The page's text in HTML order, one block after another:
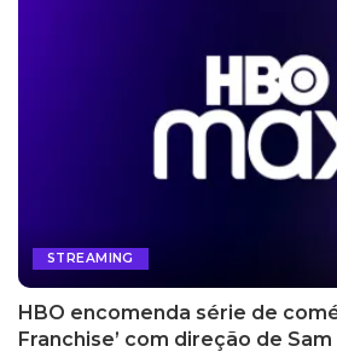
STREAMING
HBO encomenda série de
Franchise’ com direção de